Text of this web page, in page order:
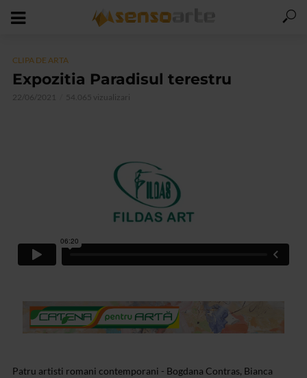
CLIPA DE ARTA
Expozitia Paradisul terestru
22/06/2021 54.065 vizualizari
Patru artisti romani contemporani - Bogdana Contras, Bianca